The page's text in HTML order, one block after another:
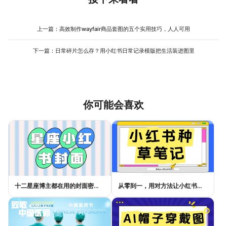
容赛道比较细分——比如美妆护肤、数码家电、广告传媒这些——
是打开之后直接改字换图。至于选哪种，看你自己的内容和预算。
较实际的路径。
上一篇： 高效制作wayfair商品套图的五个实用技巧，人人可用
下一篇： 日常碎片怎么存？用小红书日常记录模版把生活装进图里
你可能会喜欢
十二星座博主都在用的封面密码，星座小红书封面标题这样写才吸睛 从零到一，用对方法让小红书种草笔记的流量自己找上门